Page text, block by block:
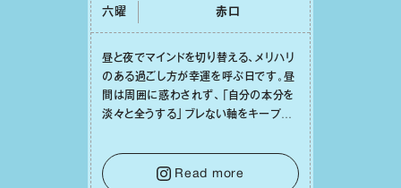
六曜 ⾚⼝
昼と夜でマインドを切り替える、メリハリ
のある過ごし⽅が幸運を呼ぶ⽇です。昼
間は周囲に惑わされず、「⾃分の本分を
淡々と全うする」ブレない軸をキープし
⾔葉に流されないよう、⼼にしっかりブ
レーキをかけること。この意識の切り替
Read more